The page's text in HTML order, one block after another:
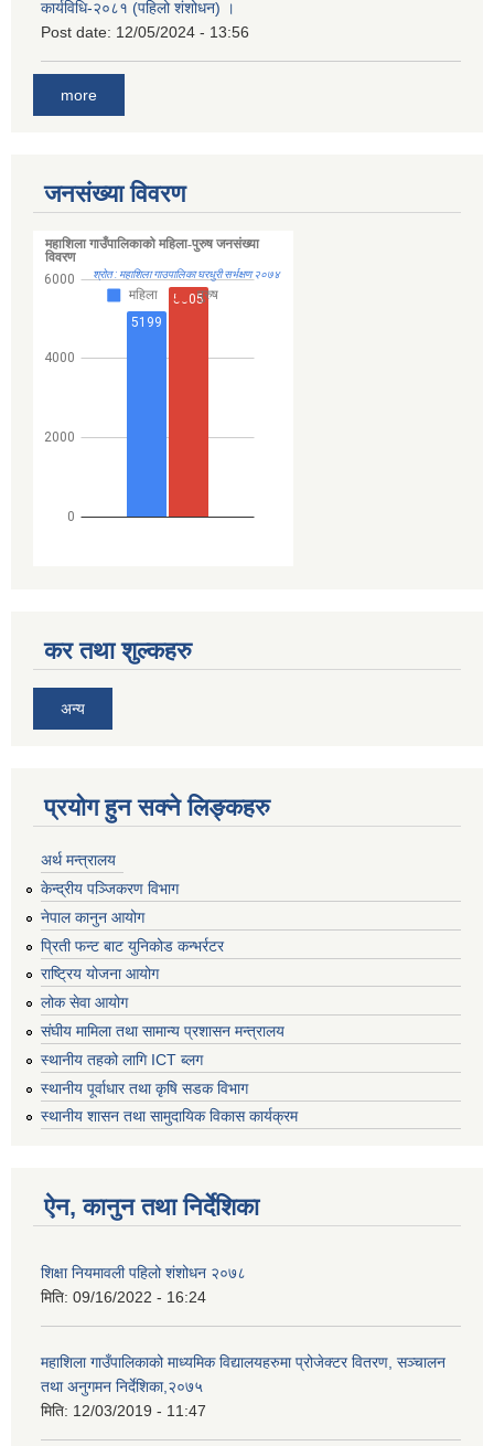
कार्यविधि-२०८१ (पहिलो शंशोधन) ।
Post date: 12/05/2024 - 13:56
more
जनसंख्या विवरण
कर तथा शुल्कहरु
अन्य
प्रयोग हुन सक्ने लिङ्कहरु
अर्थ मन्त्रालय
केन्द्रीय पञ्जिकरण विभाग
नेपाल कानुन आयोग
प्रिती फन्ट बाट युनिकोड कन्भर्रटर
राष्ट्रिय योजना आयोग
लोक सेवा आयोग
संघीय मामिला तथा सामान्य प्रशासन मन्त्रालय
स्थानीय तहको लागि ICT ब्लग
स्थानीय पूर्वाधार तथा कृषि सडक विभाग
स्थानीय शासन तथा सामुदायिक विकास कार्यक्रम
ऐन, कानुन तथा निर्देशिका
शिक्षा नियमावली पहिलो शंशोधन २०७८
मिति: 09/16/2022 - 16:24
महाशिला गाउँपालिकाको माध्यमिक विद्यालयहरुमा प्रोजेक्टर वितरण, सञ्चालन
तथा अनुगमन निर्देशिका,२०७५
मिति: 12/03/2019 - 11:47